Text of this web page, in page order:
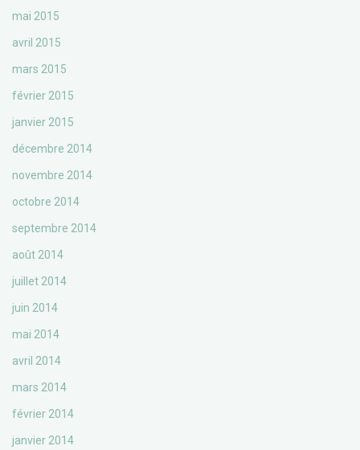
mai 2015
avril 2015
mars 2015
février 2015
janvier 2015
décembre 2014
novembre 2014
octobre 2014
septembre 2014
août 2014
juillet 2014
juin 2014
mai 2014
avril 2014
mars 2014
février 2014
janvier 2014